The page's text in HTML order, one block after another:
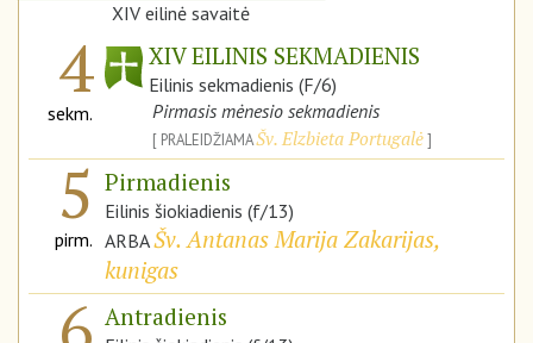
XIV eilinė savaitė
4
sekm.
XIV EILINIS SEKMADIENIS
Eilinis sekmadienis (F/6)
Pirmasis mėnesio sekmadienis
PRALEIDŽIAMAŠv. Elzbieta Portugalė
5
pirm.
Pirmadienis
Eilinis šiokiadienis (f/13)
ARBAŠv. Antanas Marija Zakarijas,
kunigas
Antradienis